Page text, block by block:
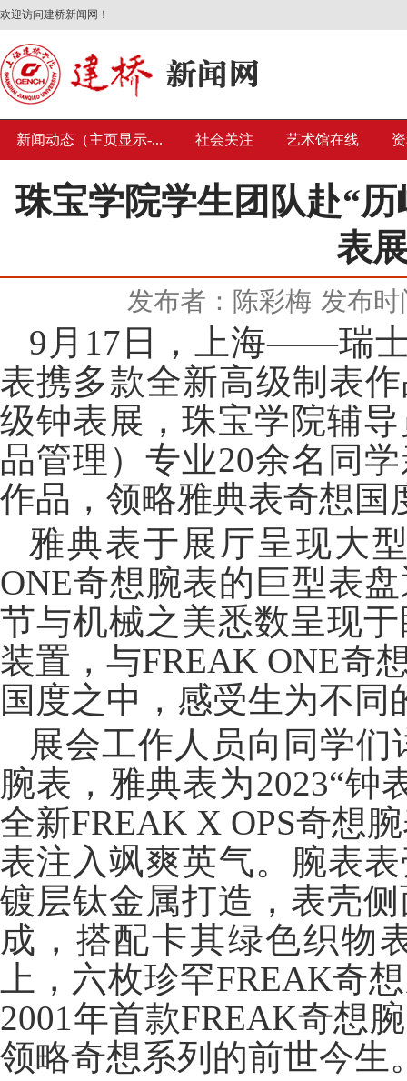
欢迎访问建桥新闻网！
新闻动态（主页显示-... 社会关注 艺术馆在线
珠宝学院学生团队赴“
表
发布者：陈彩梅 发布
9月17日，上海——瑞士
表携多款全新高级制表
级钟表展，珠宝学院辅
品管理）专业20余名同
作品，领略雅典表奇想国
雅典表于展厅呈现大
ONE奇想腕表的巨型表
节与机械之美悉数呈现
装置，与FREAK ONE奇
国度之中，感受生为不同
展会工作人员向同学
腕表，雅典表为2023“钟
全新FREAK X OPS奇想
表注入飒爽英气。腕表
镀层钛金属打造，表壳
成，搭配卡其绿色织物
上，六枚珍罕FREAK奇
2001年首款FREAK奇想
领略奇想系列的前世今生